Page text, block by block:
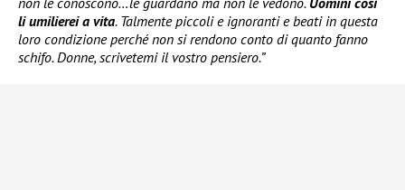
li umilierei a vita. Talmente piccoli e ignoranti e beati in questa
loro condizione perché non si rendono conto di quanto fanno
schifo. Donne, scrivetemi il vostro pensiero.”